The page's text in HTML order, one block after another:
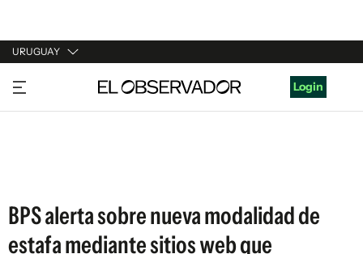
URUGUAY
URUGUAY
ARGENTINA
Login
BPS alerta sobre nueva modalidad de
estafa mediante sitios web que